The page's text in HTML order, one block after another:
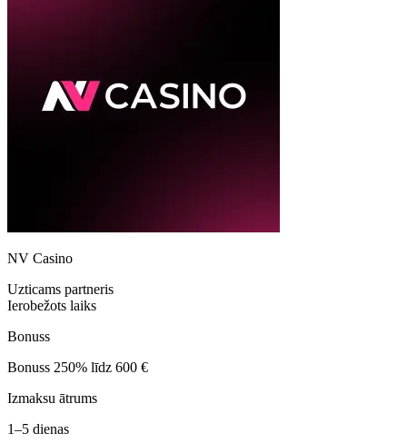
NV Casino
Uzticams partneris
Ierobežots laiks
Bonuss
Bonuss 250% līdz 600 €
Izmaksu ātrums
1–5 dienas